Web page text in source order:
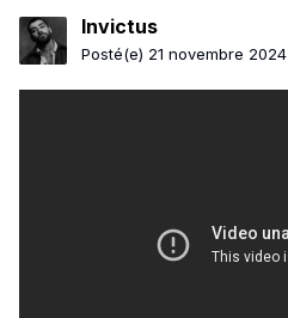
Invictus
Posté(e) 21 novembre 2024